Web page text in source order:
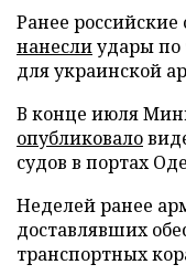
Ранее
нанеслиудары по
для украинской
В конце июля
опубликовало
судов в портах
Неделей ранее
доставлявших
транспортных